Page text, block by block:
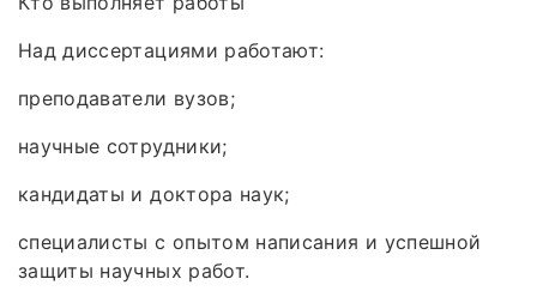
Над диссертациями работают:
преподаватели вузов;
научные сотрудники;
кандидаты и доктора наук;
специалисты с опытом написания и успешной
защиты научных работ.